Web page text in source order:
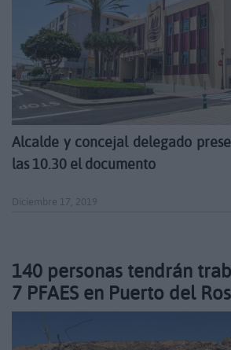
Alcalde y concejal delegado
las 10.30 el documento
Diciembre 17, 2019
140 personas tendrán
7 PFAES en Puerto del